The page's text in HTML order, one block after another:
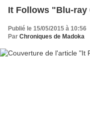
It Follows "Blu-ray
Publié le 15/05/2015 à 10:56
Par Chroniques de Madoka